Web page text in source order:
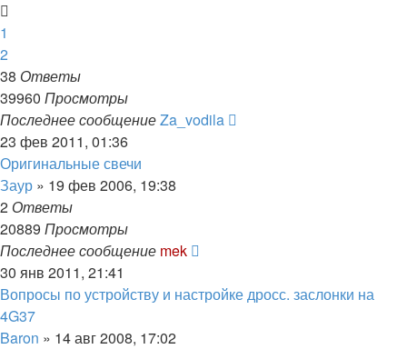
1
2
38 Ответы
39960 Просмотры
Последнее сообщениеZa_vodila
23 фев 2011, 01:36
Оригинальные свечи
Заур » 19 фев 2006, 19:38
2 Ответы
20889 Просмотры
Последнее сообщение mek
30 янв 2011, 21:41
Вопросы по устройству и настройке дросс. заслонки на
4G37
Baron » 14 авг 2008, 17:02